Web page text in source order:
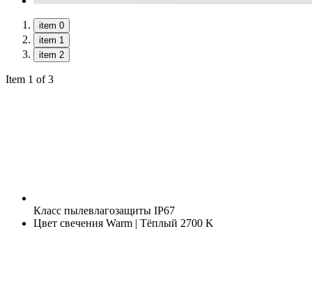
item 0
item 1
item 2
Item 1 of 3
Класс пылевлагозащиты IP67
Цвет свечения Warm | Тёплый 2700 K